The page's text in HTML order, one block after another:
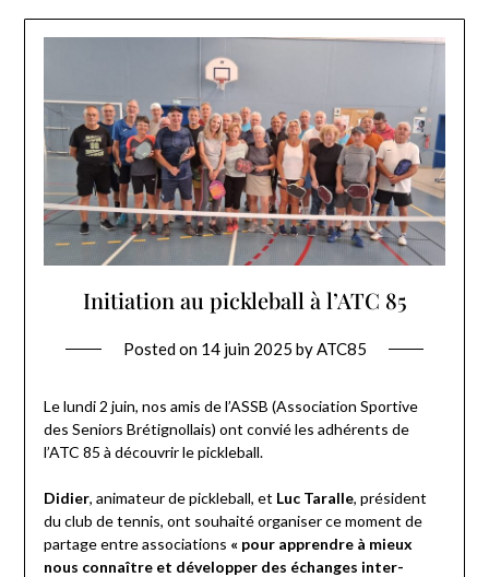
Initiation au pickleball à l’ATC 85
Posted on 14 juin 2025 by ATC85
Le lundi 2 juin, nos amis de l’ASSB (Association Sportive
des Seniors Brétignollais) ont convié les adhérents de
l’ATC 85 à découvrir le pickleball.
Didier, animateur de pickleball, et Luc Taralle, président
du club de tennis, ont souhaité organiser ce moment de
partage entre associations « pour apprendre à mieux
nous connaître et développer des échanges inter-